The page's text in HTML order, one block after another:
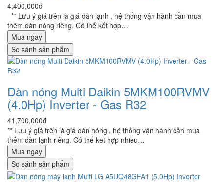
4,400,000đ
** Lưu ý giá trên là giá dàn lạnh , hệ thống vận hành cần mua
thêm dàn nóng riêng. Có thể kết hợp…
Mua ngay
So sánh sản phẩm
Dàn nóng Multi Daikin 5MKM100RVMV
(4.0Hp) Inverter - Gas R32
41,700,000đ
** Lưu ý giá trên là giá dàn nóng , hệ thống vận hành cần mua
thêm dàn lạnh riêng. Có thể kết hợp nhiều…
Mua ngay
So sánh sản phẩm